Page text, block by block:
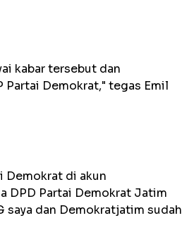
kabar tersebut dan
Partai Demokrat," tegas Emil
Demokrat di akun
DPD Partai Demokrat Jatim
saya dan Demokratjatim sudah